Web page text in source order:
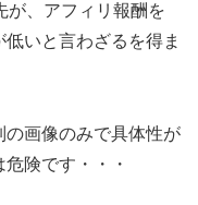
が、アフィリ報酬を
いと言わざるを得ま
画像のみで具体性が
険です・・・